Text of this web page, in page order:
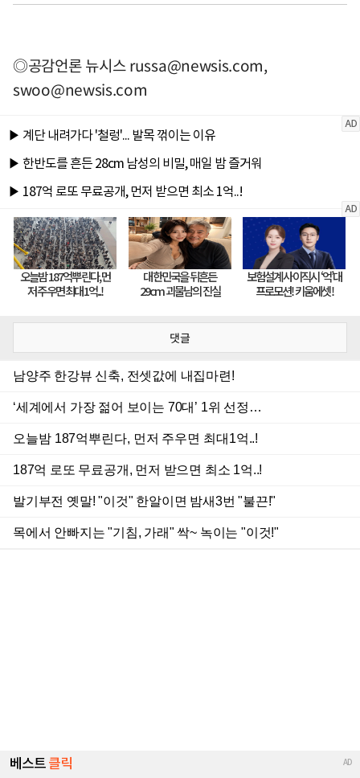
◎공감언론 뉴시스russa@newsis.com,
swoo@newsis.com
댓글